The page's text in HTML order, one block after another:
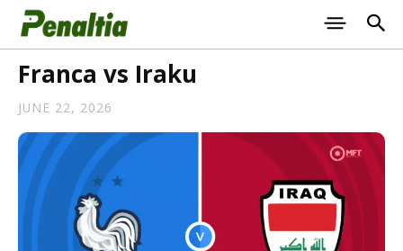
Franca vs Iraku
JUNE 22, 2026